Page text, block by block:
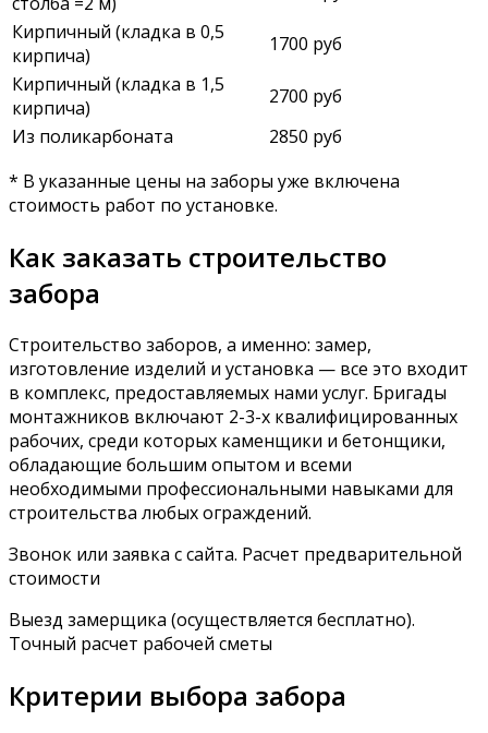
Кирпичный (кладка в 0,5
кирпича)
1700 руб
Кирпичный (кладка в 1,5
кирпича)
2700 руб
Из поликарбоната
2850 руб
* В указанные цены на заборы уже включена
стоимость работ по установке.
Как заказать строительство
забора
Строительство заборов, а именно: замер,
изготовление изделий и установка — все это входит
в комплекс, предоставляемых нами услуг. Бригады
монтажников включают 2-3-х квалифицированных
рабочих, среди которых каменщики и бетонщики,
обладающие большим опытом и всеми
необходимыми профессиональными навыками для
строительства любых ограждений.
Звонок или заявка с сайта. Расчет предварительной
стоимости
Выезд замерщика (осуществляется бесплатно).
Точный расчет рабочей сметы
Критерии выбора забора